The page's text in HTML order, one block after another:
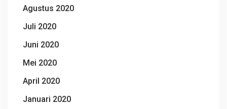
Agustus 2020
Juli 2020
Juni 2020
Mei 2020
April 2020
Januari 2020